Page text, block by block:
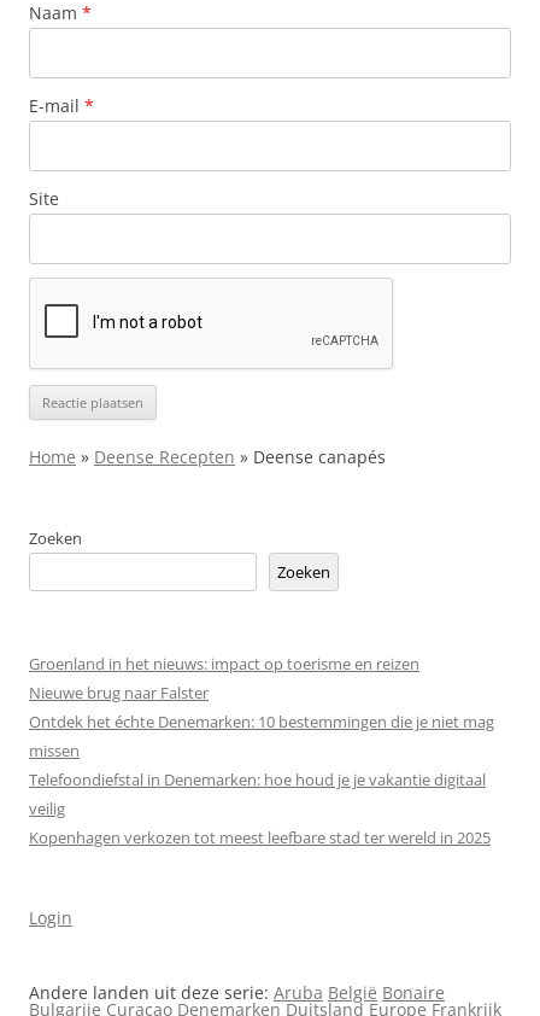
Naam *
E-mail *
Site
Home » Deense Recepten » Deense canapés
Zoeken
Zoeken
Groenland in het nieuws: impact op toerisme en reizen
Nieuwe brug naar Falster
Ontdek het échte Denemarken: 10 bestemmingen die je niet mag
missen
Telefoondiefstal in Denemarken: hoe houd je je vakantie digitaal
veilig
Kopenhagen verkozen tot meest leefbare stad ter wereld in 2025
Login
Andere landen uit deze serie: Aruba België Bonaire
Bulgarije Curaçao Denemarken Duitsland Europe Frankrijk